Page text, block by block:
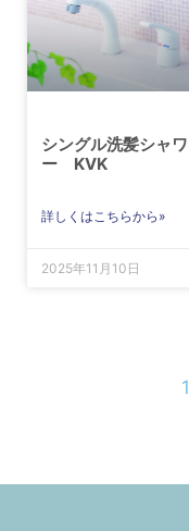
シングル洗髪シャワ
ー KVK
詳しくはこちらから»
2025年11月10日
1